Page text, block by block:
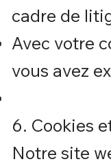
cadre de
Avec votre
vous avez
6. Cookies
Notre site